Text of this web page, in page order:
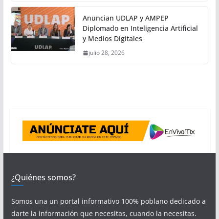
Anuncian UDLAP y AMPEP
Diplomado en Inteligencia Artificial
y Medios Digitales
julio 28, 2026
¿Quiénes somos?
Somos una un portal informativo 100% poblano dedicado a
darte la información que necesitas, cuando la necesitas.